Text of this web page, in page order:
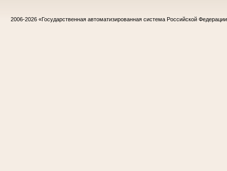
2006-2026 «Государственная автоматизированная система Российской